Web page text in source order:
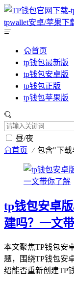
首页
tp钱包最新版
tp钱包安卓版
tp钱包正版
tp钱包苹果版
昼/夜
首页 包含"下载
tp钱包安卓
建吗？一文
本文聚焦TP钱包安
题，围绕TP钱包安
绍能否重新创建TP